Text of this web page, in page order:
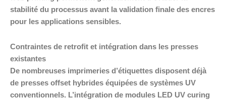
stabilité du processus avant la validation finale des encres
pour les applications sensibles.
Contraintes de retrofit et intégration dans les presses
existantes
De nombreuses imprimeries d’étiquettes disposent déjà
de presses offset hybrides équipées de systèmes UV
conventionnels. L’intégration de modules LED UV curing